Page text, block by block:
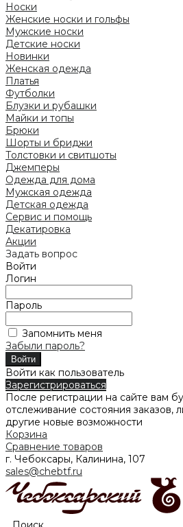
Носки
Женские носки и гольфы
Мужские носки
Детские носки
Новинки
Женская одежда
Платья
Футболки
Блузки и рубашки
Майки и топы
Брюки
Шорты и бриджи
Толстовки и свитшоты
Джемперы
Одежда для дома
Мужская одежда
Детская одежда
Сервис и помощь
Декатировка
Акции
Задать вопрос
Войти
Логин
Пароль
Запомнить меня
Забыли пароль?
Войти как пользователь
Зарегистрироваться
После регистрации на сайте вам
отслеживание состояния заказов,
другие новые возможности
Корзина
Сравнение товаров
г. Чебоксары, Калинина, 107
sales@chebtf.ru